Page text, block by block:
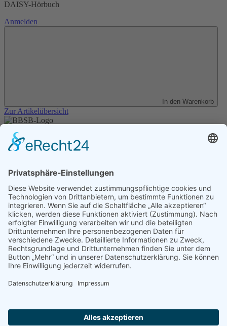
DAISY-Hörbuch
Anmelden
In den Warenkorb
Zur Artikelübersicht
Unser Angebot
Shop
Datenschutz
Kontakt
Transparenzerklärung
BBSB-Inform: täglich aktualisierte Infos
für sehbehinderte und blinde Menschen
Anmeldung Newsletter BBSB-Inform
Unser Newsletter für Unterstützer